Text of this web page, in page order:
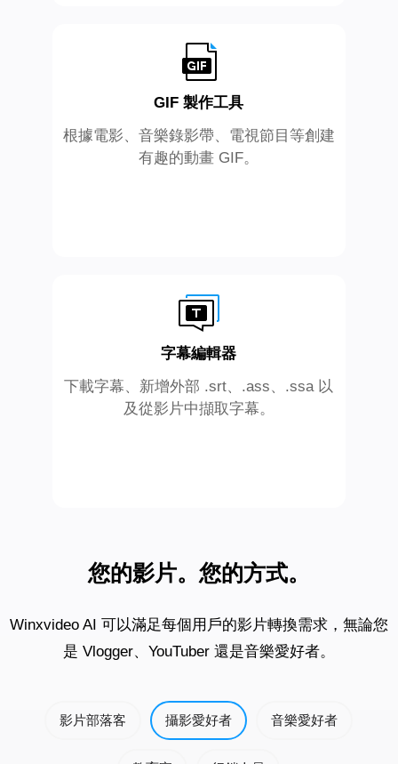
GIF 製作工具
根據電影、音樂錄影帶、電視節目等創建
有趣的動畫 GIF。
字幕編輯器
下載字幕、新增外部 .srt、.ass、.ssa 以
及從影片中擷取字幕。
您的影片。您的方式。
Winxvideo AI 可以滿足每個用戶的影片轉換需求，無論您
是 Vlogger、YouTuber 還是音樂愛好者。
影片部落客 攝影愛好者 音樂愛好者